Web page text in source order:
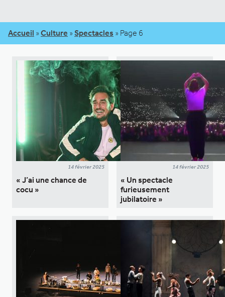
Accueil » Culture » Spectacles » Page 6
14 février 2025
« J’ai une chance de
cocu »
14 février 2025
« Un spectacle
furieusement
jubilatoire »